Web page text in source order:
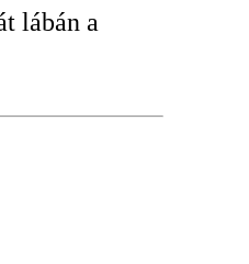
lábán a